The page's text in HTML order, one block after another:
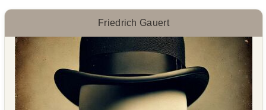
Friedrich Gauert